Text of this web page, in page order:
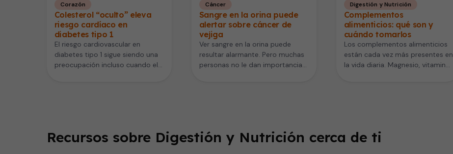
Corazón
Colesterol “oculto” eleva
riesgo cardíaco en
diabetes tipo 1
El riesgo cardiovascular en
diabetes tipo 1 sigue siendo una
preocupación incluso cuando el
Cáncer
Sangre en la orina puede
alertar sobre cáncer de
vejiga
Ver sangre en la orina puede
resultar alarmante. Pero muchas
personas no le dan importancia
Digestión y Nutrición
Complementos
alimenticios: qué son y
cuándo tomarlos
Los complementos alimenticios
están cada vez más presentes en
la vida diaria. Magnesio, vitamina
Recursos sobre Digestión y Nutrición cerca de ti